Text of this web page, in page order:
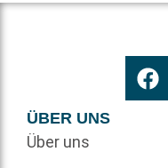
ÜBER UNS
Über uns